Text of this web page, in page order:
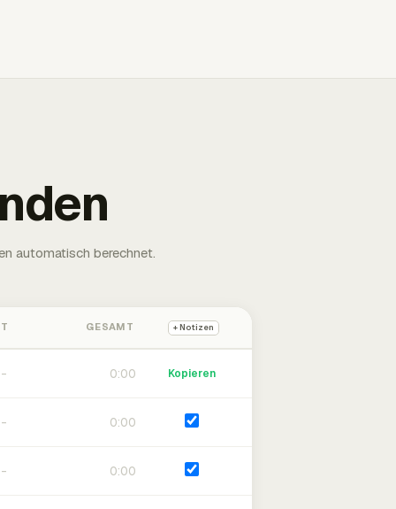
automatisch berechnet.
GESAMT + Notizen
0:00 Kopieren
0:00
0:00